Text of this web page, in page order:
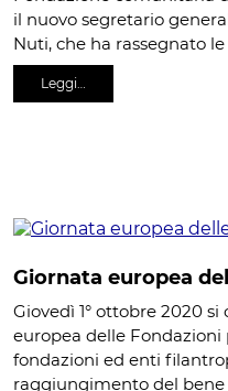
il nuovo segretario
Nuti, che ha rassegnato
Leggi…
Giornata europea
Giovedì 1° ottobre 2020
europea delle Fondazioni
fondazioni ed enti
raggiungimento del bene